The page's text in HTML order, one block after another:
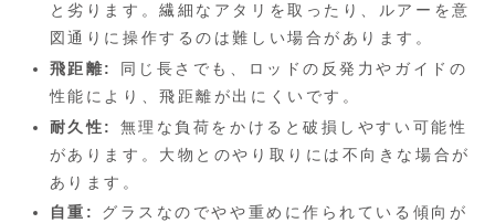
と劣ります。繊細なアタリを取ったり、ルアーを意
図通りに操作するのは難しい場合があります。
飛距離:
同じ長さでも、ロッドの反発力やガイドの
性能により、飛距離が出にくいです。
耐久性:
無理な負荷をかけると破損しやすい可能性
があります。大物とのやり取りには不向きな場合が
あります。
自重:
グラスなのでやや重めに作られている傾向が